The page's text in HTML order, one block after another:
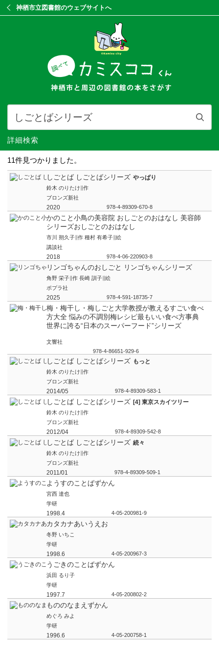
神栖市立図書館のウェブサイトへ
詳細検索
11件見つかりました。
しごとば しごとばシリーズ やっぱり
鈴木 のりたけ∥作
ブロンズ新社
2020 978-4-89309-670-8
かのこと小鳥の美容院 おしごとのおはなし 美容師
シリーズおしごとのおはなし
市川 朔久子∥作 種村 有希子∥絵
講談社
2018 978-4-06-220903-8
リンゴちゃんのおしごと リンゴちゃんシリーズ
角野 栄子∥作 長崎 訓子∥絵
ポプラ社
2025 978-4-591-18735-7
梅・梅干し・梅しごと大学教授が教えるすごい食べ
方大全 悩みの不調別梅レシピ最もいい食べ方事典
世界に誇る“日本のスーパーフード”シリーズ
文響社
978-4-86651-929-6
しごとば しごとばシリーズ もっと
鈴木 のりたけ∥作
ブロンズ新社
2014/05 978-4-89309-583-1
しごとば しごとばシリーズ [4] 東京スカイツリー
鈴木 のりたけ∥作
ブロンズ新社
2012/04 978-4-89309-542-8
しごとば しごとばシリーズ 続々
鈴木 のりたけ∥作
ブロンズ新社
2011/01 978-4-89309-509-1
ようすのことばずかん
宮西 達也
学研
1998.4 4-05-200981-9
カタカナあいうえお
冬野 いちこ
学研
1998.6 4-05-200967-3
うごきのことばずかん
浜田 るり子
学研
1997.7 4-05-200802-2
もののなまえずかん
めぐろ みよ
学研
1996.6 4-05-200758-1